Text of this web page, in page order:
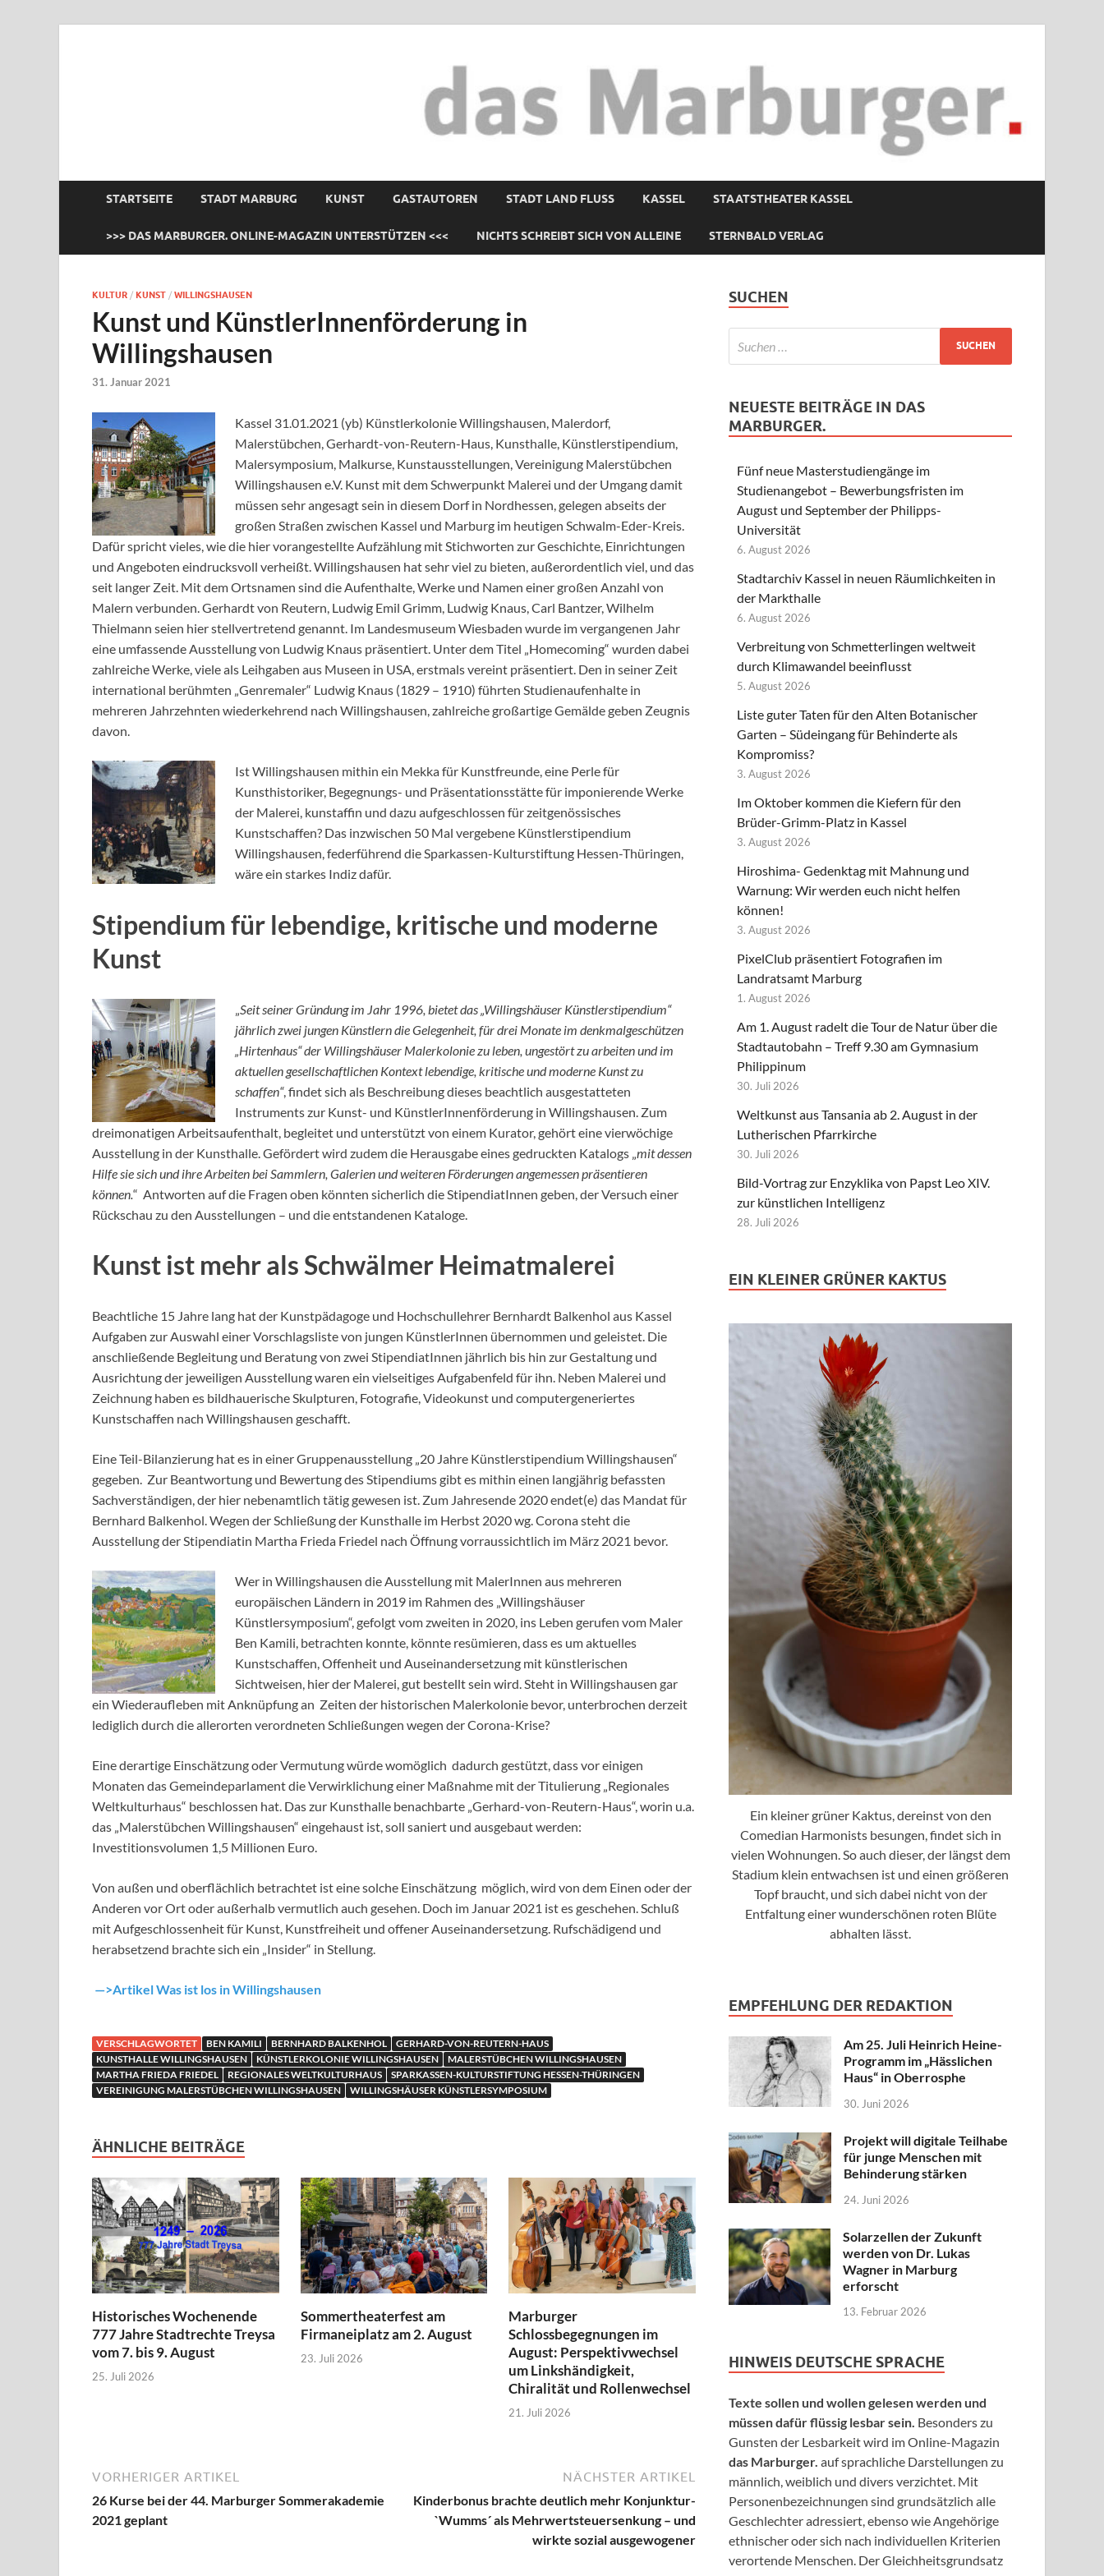
STARTSEITE STADT MARBURG KUNST GASTAUTOREN STADT LAND FLUSS KASSEL STAATSTHEATER KASSEL
>>> DAS MARBURGER. ONLINE-MAGAZIN UNTERSTÜTZEN <<< NICHTS SCHREIBT SICH VON ALLEINE STERNBALD VERLAG
KULTUR / KUNST / WILLINGSHAUSEN
Kunst und KünstlerInnenförderung in
Willingshausen
31. Januar 2021
Kassel 31.01.2021 (yb) Künstlerkolonie Willingshausen, Malerdorf,
Malerstübchen, Gerhardt-von-Reutern-Haus, Kunsthalle, Künstlerstipendium,
Malersymposium, Malkurse, Kunstausstellungen, Vereinigung Malerstübchen
Willingshausen e.V. Kunst mit dem Schwerpunkt Malerei und der Umgang damit
müssen sehr angesagt sein in diesem Dorf in Nordhessen, gelegen abseits der
großen Straßen zwischen Kassel und Marburg im heutigen Schwalm-Eder-Kreis.
Dafür spricht vieles, wie die hier vorangestellte Aufzählung mit Stichworten zur Geschichte, Einrichtungen
und Angeboten eindrucksvoll verheißt. Willingshausen hat sehr viel zu bieten, außerordentlich viel, und das
seit langer Zeit. Mit dem Ortsnamen sind die Aufenthalte, Werke und Namen einer großen Anzahl von
Malern verbunden. Gerhardt von Reutern, Ludwig Emil Grimm, Ludwig Knaus, Carl Bantzer, Wilhelm
Thielmann seien hier stellvertretend genannt. Im Landesmuseum Wiesbaden wurde im vergangenen Jahr
eine umfassende Ausstellung von Ludwig Knaus präsentiert. Unter dem Titel „Homecoming“ wurden dabei
zahlreiche Werke, viele als Leihgaben aus Museen in USA, erstmals vereint präsentiert. Den in seiner Zeit
international berühmten „Genremaler“ Ludwig Knaus (1829 – 1910) führten Studienaufenhalte in
mehreren Jahrzehnten wiederkehrend nach Willingshausen, zahlreiche großartige Gemälde geben Zeugnis
davon.
Ist Willingshausen mithin ein Mekka für Kunstfreunde, eine Perle für
Kunsthistoriker, Begegnungs- und Präsentationsstätte für imponierende Werke
der Malerei, kunstaffin und dazu aufgeschlossen für zeitgenössisches
Kunstschaffen? Das inzwischen 50 Mal vergebene Künstlerstipendium
Willingshausen, federführend die Sparkassen-Kulturstiftung Hessen-Thüringen,
wäre ein starkes Indiz dafür.
Stipendium für lebendige, kritische und moderne
Kunst
Seit seiner Gründung im Jahr 1996, bietet das „Willingshäuser Künstlerstipendium“
jährlich zwei jungen Künstlern die Gelegenheit, für drei Monate im denkmalgeschützen
„Hirtenhaus“ der Willingshäuser Malerkolonie zu leben, ungestört zu arbeiten und im
aktuellen gesellschaftlichen Kontext lebendige, kritische und moderne Kunst zu
schaffen“, findet sich als Beschreibung dieses beachtlich ausgestatteten
Instruments zur Kunst- und KünstlerInnenförderung in Willingshausen. Zum
dreimonatigen Arbeitsaufenthalt, begleitet und unterstützt von einem Kurator, gehört eine vierwöchige
Ausstellung in der Kunsthalle. Gefördert wird zudem die Herausgabe eines gedruckten Katalogs „ mit dessen
Hilfe sie sich und ihre Arbeiten bei Sammlern, Galerien und weiteren Förderungen angemessen präsentieren
können.“ Antworten auf die Fragen oben könnten sicherlich die StipendiatInnen geben, der Versuch einer
Rückschau zu den Ausstellungen – und die entstandenen Kataloge.
Kunst ist mehr als Schwälmer Heimatmalerei
Beachtliche 15 Jahre lang hat der Kunstpädagoge und Hochschullehrer Bernhardt Balkenhol aus Kassel
Aufgaben zur Auswahl einer Vorschlagsliste von jungen KünstlerInnen übernommen und geleistet. Die
anschließende Begleitung und Beratung von zwei StipendiatInnen jährlich bis hin zur Gestaltung und
Ausrichtung der jeweiligen Ausstellung waren ein vielseitiges Aufgabenfeld für ihn. Neben Malerei und
Zeichnung haben es bildhauerische Skulpturen, Fotografie, Videokunst und computergeneriertes
Kunstschaffen nach Willingshausen geschafft.
Eine Teil-Bilanzierung hat es in einer Gruppenausstellung „20 Jahre Künstlerstipendium Willingshausen“
gegeben. Zur Beantwortung und Bewertung des Stipendiums gibt es mithin einen langjährig befassten
Sachverständigen, der hier nebenamtlich tätig gewesen ist. Zum Jahresende 2020 endet(e) das Mandat für
Bernhard Balkenhol. Wegen der Schließung der Kunsthalle im Herbst 2020 wg. Corona steht die
Ausstellung der Stipendiatin Martha Frieda Friedel nach Öffnung vorraussichtlich im März 2021 bevor.
Wer in Willingshausen die Ausstellung mit MalerInnen aus mehreren
europäischen Ländern in 2019 im Rahmen des „Willingshäuser
Künstlersymposium“, gefolgt vom zweiten in 2020, ins Leben gerufen vom Maler
Ben Kamili, betrachten konnte, könnte resümieren, dass es um aktuelles
Kunstschaffen, Offenheit und Auseinandersetzung mit künstlerischen
Sichtweisen, hier der Malerei, gut bestellt sein wird. Steht in Willingshausen gar
ein Wiederaufleben mit Anknüpfung an Zeiten der historischen Malerkolonie bevor, unterbrochen derzeit
lediglich durch die allerorten verordneten Schließungen wegen der Corona-Krise?
Eine derartige Einschätzung oder Vermutung würde womöglich dadurch gestützt, dass vor einigen
Monaten das Gemeindeparlament die Verwirklichung einer Maßnahme mit der Titulierung „Regionales
Weltkulturhaus“ beschlossen hat. Das zur Kunsthalle benachbarte „Gerhard-von-Reutern-Haus“, worin u.a.
das „Malerstübchen Willingshausen“ eingehaust ist, soll saniert und ausgebaut werden:
Investitionsvolumen 1,5 Millionen Euro.
Von außen und oberflächlich betrachtet ist eine solche Einschätzung möglich, wird von dem Einen oder der
Anderen vor Ort oder außerhalb vermutlich auch gesehen. Doch im Januar 2021 ist es geschehen. Schluß
mit Aufgeschlossenheit für Kunst, Kunstfreiheit und offener Auseinandersetzung. Rufschädigend und
herabsetzend brachte sich ein „Insider“ in Stellung.
—>Artikel Was ist los in Willingshausen
VERSCHLAGWORTET BEN KAMILI BERNHARD BALKENHOL
GERHARD-VON-REUTERN-HAUS
KUNSTHALLE WILLINGSHAUSEN
KÜNSTLERKOLONIE WILLINGSHAUSEN
MALERSTÜBCHEN WILLINGSHAUSEN
MARTHA FRIEDA FRIEDEL
REGIONALES WELTKULTURHAUS
SPARKASSEN-KULTURSTIFTUNG HESSEN-THÜRINGEN
VEREINIGUNG MALERSTÜBCHEN WILLINGSHAUSEN
WILLINGSHÄUSER KÜNSTLERSYMPOSIUM
ÄHNLICHE BEITRÄGE
Historisches Wochenende
777 Jahre Stadtrechte Treysa
vom 7. bis 9. August
25. Juli 2026
Sommertheaterfest am
Firmaneiplatz am 2. August
23. Juli 2026
Marburger
Schlossbegegnungen im
August: Perspektivwechsel
um Linkshändigkeit,
Chiralität und Rollenwechsel
21. Juli 2026
VORHERIGER ARTIKEL
26 Kurse bei der 44. Marburger Sommerakademie
2021 geplant
NÄCHSTER ARTIKEL
Kinderbonus brachte deutlich mehr Konjunktur-
`Wumms´ als Mehrwertsteuersenkung – und
wirkte sozial ausgewogener
SUCHEN
NEUESTE BEITRÄGE IN DAS
MARBURGER.
Fünf neue Masterstudiengänge im
Studienangebot – Bewerbungsfristen im
August und September der Philipps-
Universität
6. August 2026
Stadtarchiv Kassel in neuen Räumlichkeiten in
der Markthalle
6. August 2026
Verbreitung von Schmetterlingen weltweit
durch Klimawandel beeinflusst
5. August 2026
Liste guter Taten für den Alten Botanischer
Garten – Südeingang für Behinderte als
Kompromiss?
3. August 2026
Im Oktober kommen die Kiefern für den
Brüder-Grimm-Platz in Kassel
3. August 2026
Hiroshima- Gedenktag mit Mahnung und
Warnung: Wir werden euch nicht helfen
können!
3. August 2026
PixelClub präsentiert Fotografien im
Landratsamt Marburg
1. August 2026
Am 1. August radelt die Tour de Natur über die
Stadtautobahn – Treff 9.30 am Gymnasium
Philippinum
30. Juli 2026
Weltkunst aus Tansania ab 2. August in der
Lutherischen Pfarrkirche
30. Juli 2026
Bild-Vortrag zur Enzyklika von Papst Leo XIV.
zur künstlichen Intelligenz
28. Juli 2026
EIN KLEINER GRÜNER KAKTUS
Ein kleiner grüner Kaktus, dereinst von den
Comedian Harmonists besungen, findet sich in
vielen Wohnungen. So auch dieser, der längst dem
Stadium klein entwachsen ist und einen größeren
Topf braucht, und sich dabei nicht von der
Entfaltung einer wunderschönen roten Blüte
abhalten lässt.
EMPFEHLUNG DER REDAKTION
Am 25. Juli Heinrich Heine-
Programm im „Hässlichen
Haus“ in Oberrosphe
30. Juni 2026
Projekt will digitale Teilhabe
für junge Menschen mit
Behinderung stärken
24. Juni 2026
Solarzellen der Zukunft
werden von Dr. Lukas
Wagner in Marburg
erforscht
13. Februar 2026
HINWEIS DEUTSCHE SPRACHE
Texte sollen und wollen gelesen werden und
müssen dafür flüssig lesbar sein. Besonders zu
Gunsten der Lesbarkeit wird im Online-Magazin
das Marburger. auf sprachliche Darstellungen zu
männlich, weiblich und divers verzichtet. Mit
Personenbezeichnungen sind grundsätzlich alle
Geschlechter adressiert, ebenso wie Angehörige
ethnischer oder sich nach individuellen Kriterien
verortende Menschen. Der Gleichheitsgrundsatz